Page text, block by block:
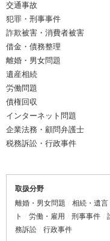
交通事故
犯罪・刑事事件
詐欺被害・消費者被害
借金・債務整理
離婚・男女問題
遺産相続
労働問題
債権回収
インターネット問題
企業法務・顧問弁護士
税務訴訟・行政事件
取扱分野
離婚・男女問題
相続・遺言
ト
労働・雇用 刑事事件
務訴訟
行政事件